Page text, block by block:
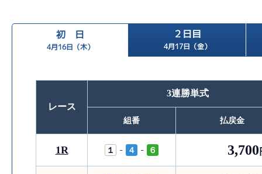
モーター抽選結果・
前検タイムランキング
水面特性・進入コース別
初 日
4月16日（木）
２日目
4月17日（金）
レース
3連勝単式
組番 払戻金
1R １ - ４ - ６ 3,700